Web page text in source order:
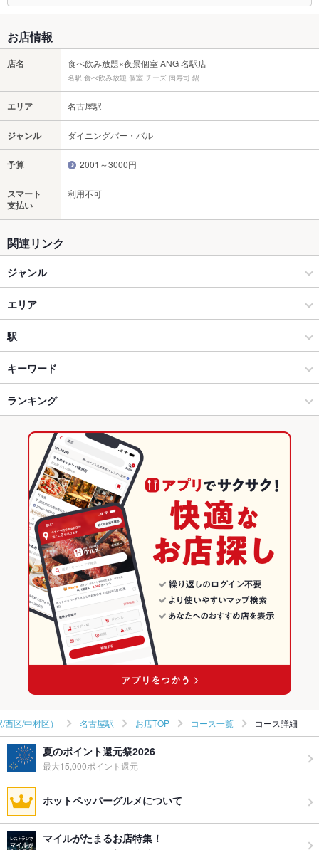
お店情報
店名 食べ飲み放題×夜景個室 ANG 名駅店
名駅 食べ飲み放題 個室 チーズ 肉寿司 鍋
エリア 名古屋駅
ジャンル ダイニングバー・バル
予算 2001～3000円
スマート
支払い
利用不可
関連リンク
ジャンル
ダイニングバー・バル
洋・和洋・各国料理・その他
名古屋（名古屋駅/西区/中村区） × ダイニングバー・バル
名古屋（名古屋駅/西区/中村区） × 洋・和洋・各国料理・その他
名古屋駅 × ダイニングバー・バル
名古屋駅 × 洋・和洋・各国料理・その他
居酒屋
洋・和洋・各国料理・その他
名古屋（名古屋駅/西区/中村区） × 居酒屋
名古屋（名古屋駅/西区/中村区） × 洋・和洋・各国料理・その他
名古屋駅 × 居酒屋
名古屋駅 × 洋・和洋・各国料理・その他
エリア
名古屋駅
名古屋駅 × ダイニングバー・バル
名古屋駅 × 洋・和洋・各国料理・その他
名古屋駅 × 居酒屋
名古屋駅 × 洋・和洋・各国料理・その他
愛知 × ダイニングバー・バル
愛知 × 洋・和洋・各国料理・その他
愛知 × 居酒屋
愛知 × 洋・和洋・各国料理・その他
駅
名古屋駅
キーワード
手羽先 からあげ
ランプステーキ
ランキング
愛知のグルメランキング
愛知のダイニングバー・バルランキング
名古屋（名古屋駅/西区/中村区）のグルメランキング
名古屋（名古屋駅/西区/中村区）のダイニングバー・バルランキン
名古屋駅のグルメランキング
名古屋駅のダイニングバー・バルランキング
区/中村区） 名古屋駅 お店TOP コース一覧 コース詳細
夏のポイント還元祭2026
最大15,000ポイント還元
ホットペッパーグルメについて
マイルがたまるお店特集！